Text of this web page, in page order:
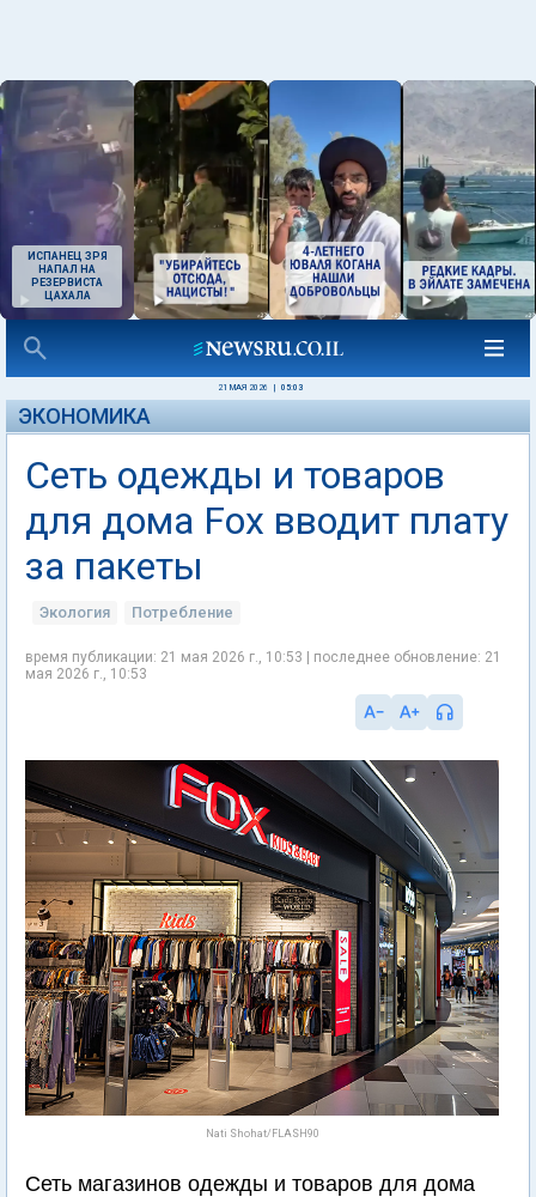
ИСПАНЕЦ ЗРЯ
НАПАЛ НА
РЕЗЕРВИСТА
ЦАХАЛА
21 МАЯ 2026 05:03
ЭКОНОМИКА
Сеть одежды и товаров
для дома Fox вводит плату
за пакеты
Экология Потребление
время публикации: 21 мая 2026 г., 10:53 | последнее обновление: 21
мая 2026 г., 10:53
Nati Shohat/FLASH90
Сеть магазинов одежды и товаров для дома